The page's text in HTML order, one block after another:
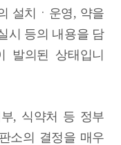
설치ㆍ운영, 약을
시 등의 내용을 담
발의된 상태입니
, 식약처 등 정부
소의 결정을 매우